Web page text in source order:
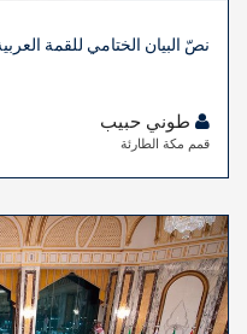
نصّ البيان الختامي للقمة
قمم مكة الطارئة